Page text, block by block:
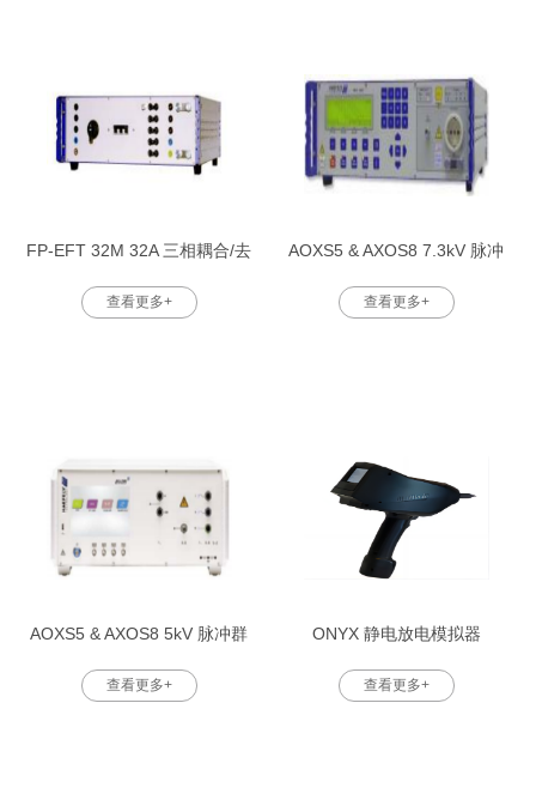
FP-EFT 32M 32A 三相耦合/去
耦网路
查看更多+
AOXS5 & AXOS8 7.3kV 脉冲
群测试仪
查看更多+
AOXS5 & AXOS8 5kV 脉冲群
测试仪
查看更多+
ONYX 静电放电模拟器
查看更多+